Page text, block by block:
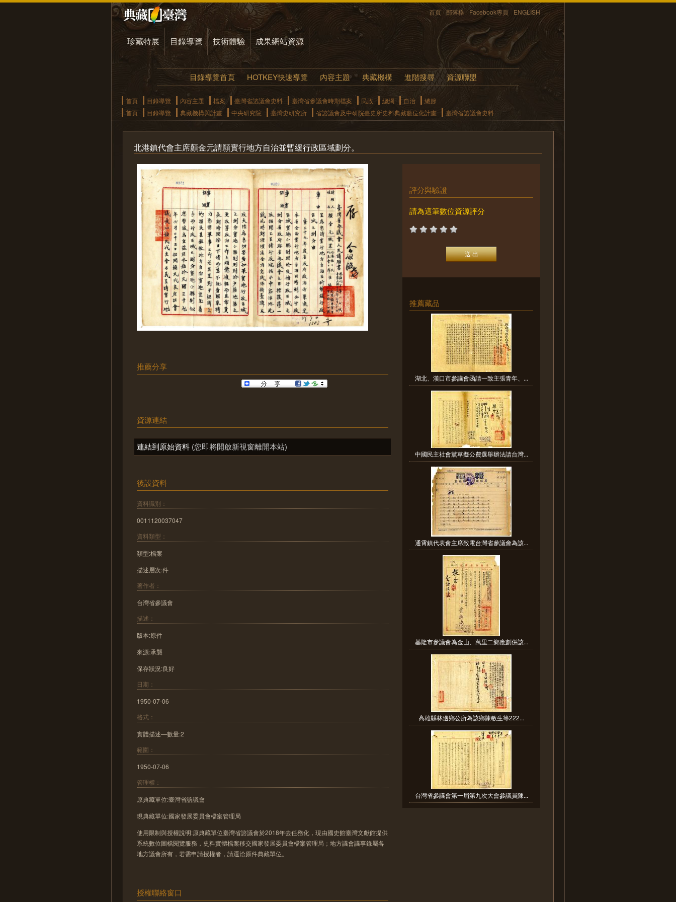
首頁 部落格 Facebook專頁 ENGLISH
珍藏特展 目錄導覽 技術體驗 成果網站資源
目錄導覽首頁 HOTKEY快速導覽 內容主題 典藏機構 進階搜尋 資源聯盟
首頁 目錄導覽 內容主題 檔案 臺灣省諮議會史料 臺灣省參議會時期檔案 民政 總綱 自治
總節
首頁
目錄導覽 典藏機構與計畫 中央研究院 臺灣史研究所 省諮議會及中研院臺史所史料典藏數位化計畫 臺灣省諮議會史料
北港鎮代會主席顏金元請願實行地方自治並暫緩行政區域劃分。
推薦分享
資源連結
連結到原始資料 (您即將開啟新視窗離開本站)
後設資料
資料識別：
0011120037047
資料類型：
類型:檔案
描述層次:件
著作者：
台灣省參議會
描述：
版本:原件
來源:承襲
保存狀況:良好
日期：
1950-07-06
格式：
實體描述—數量:2
範圍：
1950-07-06
管理權：
原典藏單位:臺灣省諮議會
現典藏單位:國家發展委員會檔案管理局
使用限制與授權說明:原典藏單位臺灣省諮議會於2018年去任務化，現由國史館臺灣文獻館提供
系統數位圖檔閱覽服務，史料實體檔案移交國家發展委員會檔案管理局；地方議會議事錄屬各
地方議會所有，若需申請授權者，請逕洽原件典藏單位。
授權聯絡窗口
評分與驗證
請為這筆數位資源評分
推薦藏品
湖北、漢口市參議會函請一致主張青年、...
中國民主社會黨草擬公費選舉辦法請台灣...
通霄鎮代表會主席致電台灣省參議會為該...
基隆市參議會為金山、萬里二鄉應劃併該...
高雄縣林邊鄉公所為該鄉陳敏生等222...
台灣省參議會第一屆第九次大會參議員陳...